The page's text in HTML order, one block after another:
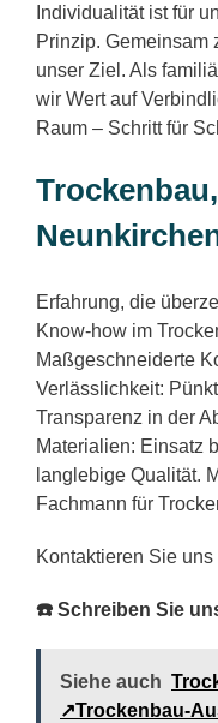
Individualität ist für
Prinzip. Gemeinsam
unser Ziel. Als
wir Wert auf
Raum – Schritt für
Erfahrung, die
Know-how im
Maßgeschneiderte
Verlässlichkeit:
Transparenz in der
Materialien: Einsatz
langlebige Qualität.
Fachmann für
Kontaktieren Sie
☎️ Schreiben Sie
Siehe auch
↗️Trockenbau-